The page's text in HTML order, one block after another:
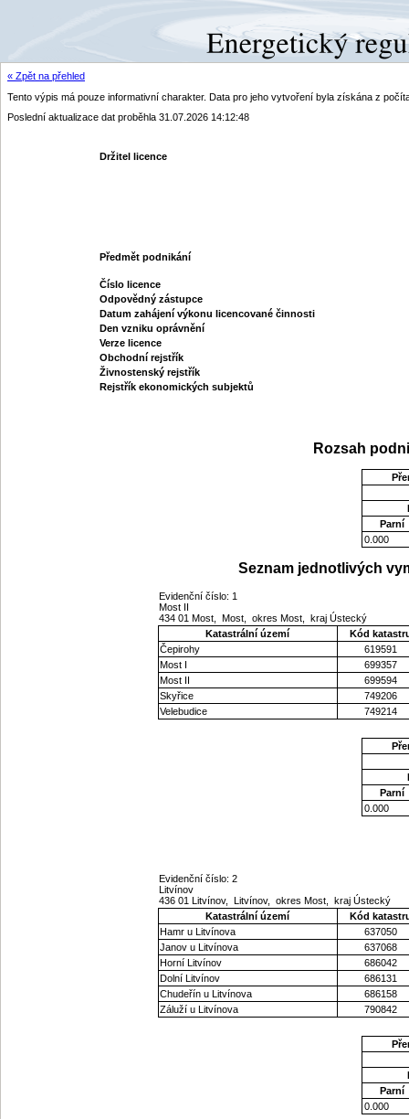
« Zpět na přehled
Tento výpis má pouze informativní charakter. Data pro jeho vytvoření byla získána z
Poslední aktualizace dat proběhla 31.07.2026 14:12:48
Držitel licence
Předmět podnikání
Číslo licence
Odpovědný zástupce
Datum zahájení výkonu licencované činnosti
Den vzniku oprávnění
Verze licence
Obchodní rejstřík
Živnostenský rejstřík
Rejstřík ekonomických subjektů
Rozsah
Parní
0.000
Seznam jednotlivých
Evidenční číslo: 1
Most II
434 01 Most, Most, okres Most, kraj Ústecký
Katastrální území
Kód
Čepirohy
619591
Most I
699357
Most II
699594
Skyřice
749206
Velebudice
749214
Parní
0.000
Evidenční číslo: 2
Litvínov
436 01 Litvínov, Litvínov, okres Most, kraj Ústecký
Katastrální území
Kód
Hamr u Litvínova
637050
Janov u Litvínova
637068
Horní Litvínov
686042
Dolní Litvínov
686131
Chudeřín u Litvínova
686158
Záluží u Litvínova
790842
Parní
0.000